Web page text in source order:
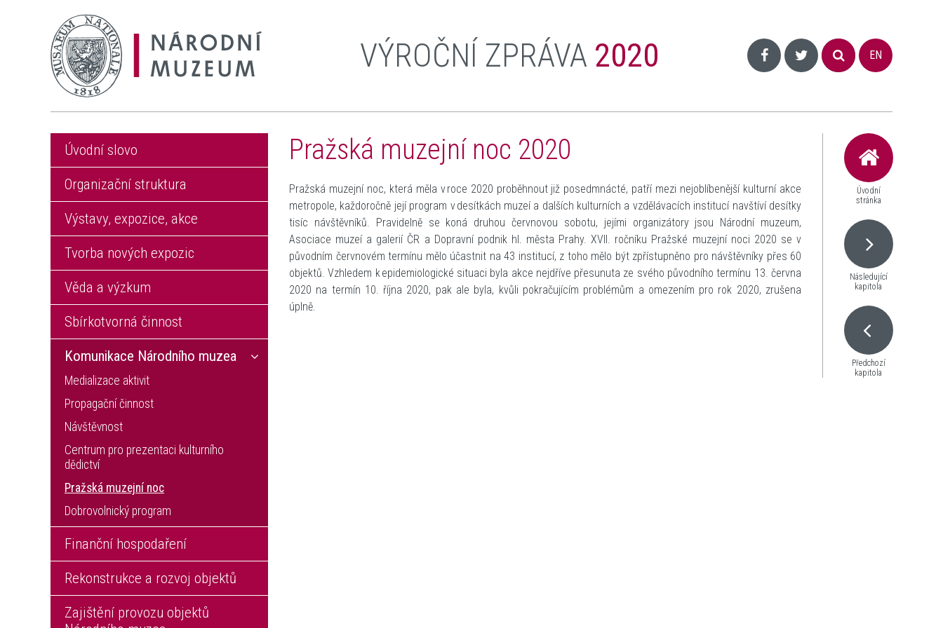
VÝROČNÍ ZPRÁVA 2020 EN
Pražská muzejní noc 2020
Pražská muzejní noc, která měla v roce 2020 proběhnout již posedmnácté, patří mezi nejoblíbenější kulturní akce
metropole, každoročně její program v desítkách muzeí a dalších kulturních a vzdělávacích institucí navštíví desítky
tisíc návštěvníků. Pravidelně se koná druhou červnovou sobotu, jejími organizátory jsou Národní muzeum,
Asociace muzeí a galerií ČR a Dopravní podnik hl. města Prahy. XVII. ročníku Pražské muzejní noci 2020 se v
původním červnovém termínu mělo účastnit na 43 institucí, z toho mělo být zpřístupněno pro návštěvníky přes 60
objektů. Vzhledem k epidemiologické situaci byla akce nejdříve přesunuta ze svého původního termínu 13. června
2020 na termín 10. října 2020, pak ale byla, kvůli pokračujícím problémům a omezením pro rok 2020, zrušena
úplně.
Úvodní
stránka
Následující
kapitola
Předchozí
kapitola
Úvodní slovo
Organizační struktura
Výstavy, expozice, akce
Tvorba nových expozic
Věda a výzkum
Sbírkotvorná činnost
Komunikace Národního muzea
Medializace aktivit
Propagační činnost
Návštěvnost
Centrum pro prezentaci kulturního
dědictví
Pražská muzejní noc
Dobrovolnický program
Finanční hospodaření
Rekonstrukce a rozvoj objektů
Zajištění provozu objektů